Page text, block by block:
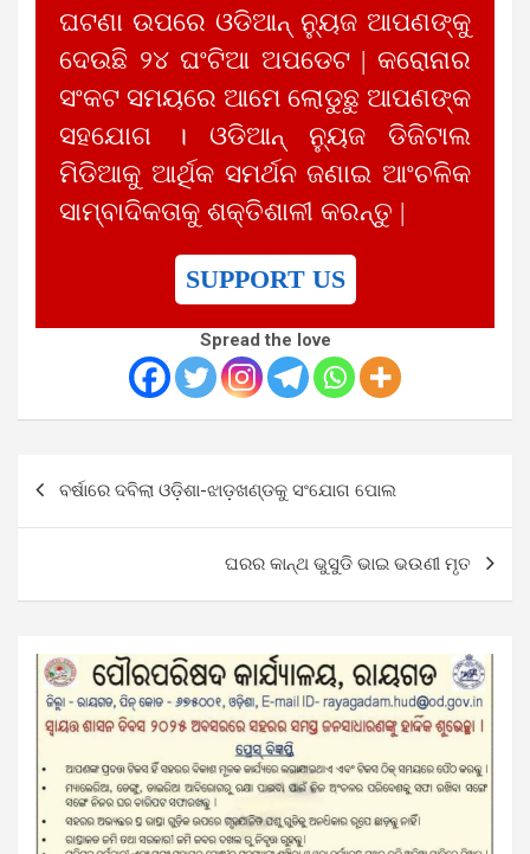
ଘଟଣା ଉପରେ ଓଡିଆନ୍ ନ୍ୟୁଜ ଆପଣଙ୍କୁ
ଦେଉଛି ୨୪ ଘଂଟିଆ ଅପଡେଟ | କରୋନାର
ସଂକଟ ସମୟରେ ଆମେ ଲୋଡୁଛୁ ଆପଣଙ୍କ
ସହଯୋଗ । ଓଡିଆନ୍ ନ୍ୟୁଜ ଡିଜିଟାଲ
ମିଡିଆକୁ ଆର୍ଥିକ ସମର୍ଥନ ଜଣାଇ ଆଂଚଳିକ
ସାମ୍ବାଦିକତାକୁ ଶକ୍ତିଶାଳୀ କରନ୍ତୁ |
SUPPORT US
Spread the love
ବର୍ଷାରେ ଦବିଲା ଓଡ଼ିଶା-ଝାଡ଼ଖଣ୍ଡକୁ ସଂଯୋଗ ପୋଲ
ଘରର କାନ୍ଥ ଭୁସୁଡି ଭାଇ ଭଉଣୀ ମୃତ